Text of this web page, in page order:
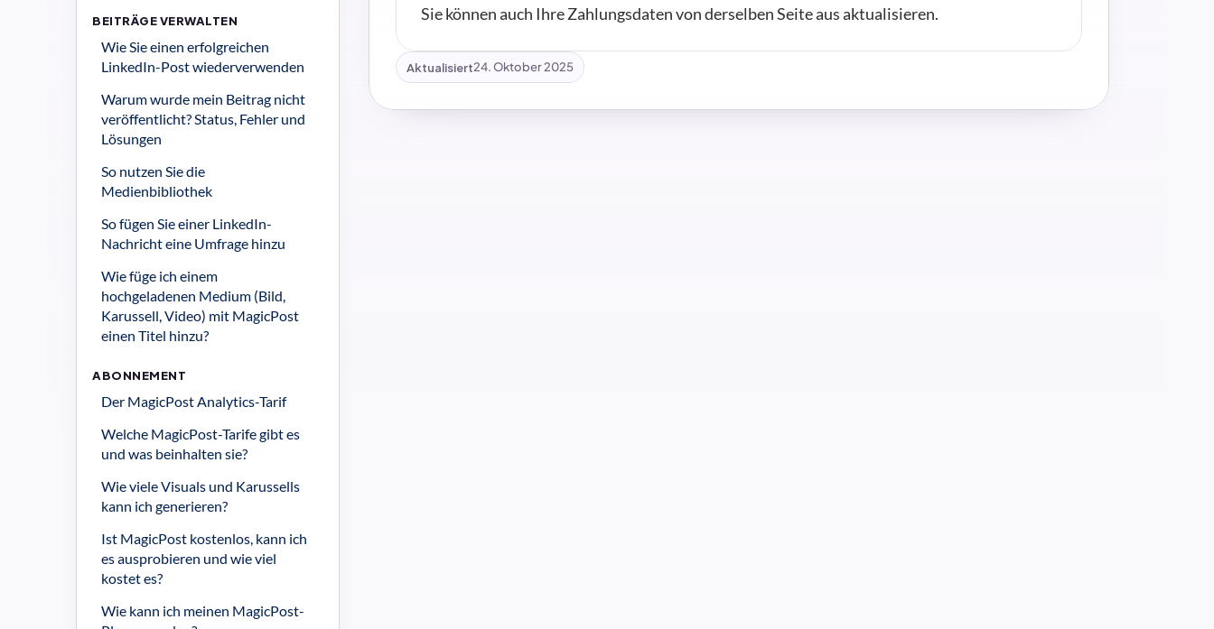
BEITRÄGE VERWALTEN
Wie Sie einen erfolgreichen
LinkedIn-Post wiederverwenden
Warum wurde mein Beitrag nicht
veröffentlicht? Status, Fehler und
Lösungen
So nutzen Sie die
Medienbibliothek
So fügen Sie einer LinkedIn-
Nachricht eine Umfrage hinzu
Wie füge ich einem
hochgeladenen Medium (Bild,
Karussell, Video) mit MagicPost
einen Titel hinzu?
ABONNEMENT
Der MagicPost Analytics-Tarif
Welche MagicPost-Tarife gibt es
und was beinhalten sie?
Wie viele Visuals und Karussells
kann ich generieren?
Ist MagicPost kostenlos, kann ich
es ausprobieren und wie viel
kostet es?
Wie kann ich meinen MagicPost-
Sie können auch Ihre Zahlungsdaten von derselben Seite aus aktualisieren.
Aktualisiert24. Oktober 2025